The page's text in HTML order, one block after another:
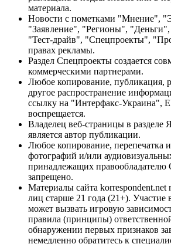
материала.
Новости с пометками "Мнение",
"Заявление", "Регионы",
"Тест-драйв", "Спецпроекты",
правах рекламы.
Раздел Спецпроекты создается
коммерческими партнерами.
Любое копирование, публикация,
другое распространение
ссылку на "Интерфакс-Украина",
воспрещается.
Владелец веб-страницы в разделе
является автор публикации.
Любое копирование, перепечатка
фотографий и/или
принадлежащих правообладателю
запрещено.
Материалы сайта korrespondent.net
лиц старше 21 года (21+). Участие
может вызвать игровую
правила (принципы)
обнаружении первых признаков
немедленно обратитесь к